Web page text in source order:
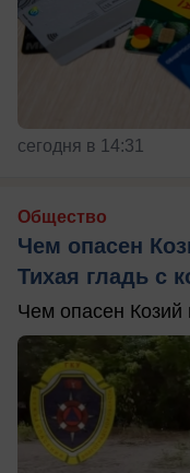
сегодня в 14:31
Общество
Чем опасен
Тихая гладь с
Чем опасен Козий